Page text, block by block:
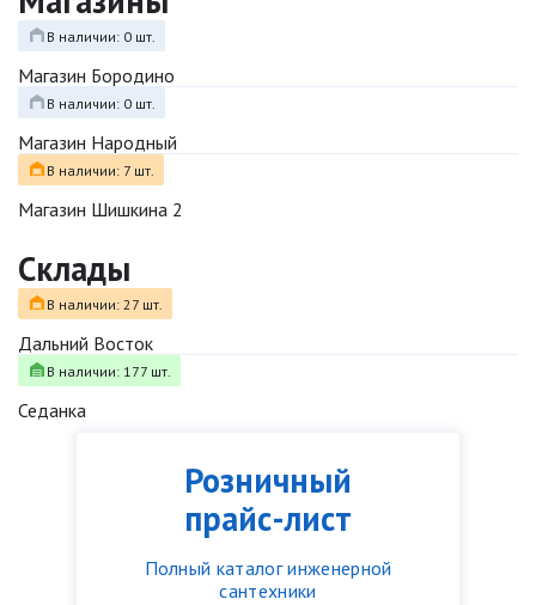
Розничный
прайс-лист
Полный каталог инженерной
сантехники
В наличии: 0 шт.
Магазин Бородино
В наличии: 0 шт.
Магазин Народный
В наличии: 7 шт.
Магазин Шишкина 2
Склады
В наличии: 27 шт.
Дальний Восток
В наличии: 177 шт.
Седанка